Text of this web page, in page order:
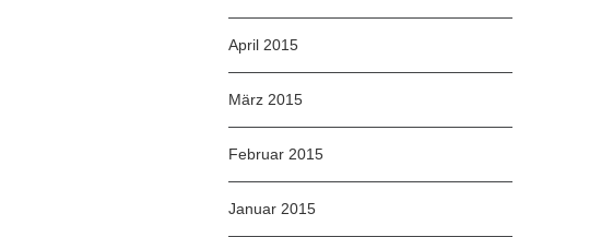
April 2015
März 2015
Februar 2015
Januar 2015